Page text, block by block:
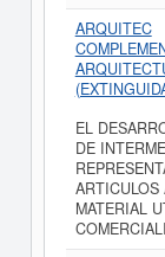
ARQUITEC
EL
DE
MATERIAL